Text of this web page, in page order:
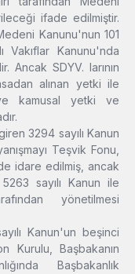
ifade edilmiştir.
Kanunu'nun 101
Vakıflar Kanunu'nda
SDYV. larının
alınan yetki ile
kamusal yetki ve
3294 sayılı Kanun
Teşvik Fonu,
idare edilmiş, ancak
sayılı Kanun ile
yönetilmesi
Kanun'un beşinci
Kurulu, Başbakanın
Başbakanlık